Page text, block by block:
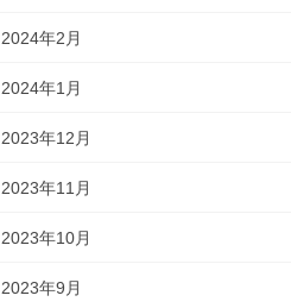
2024年2月
2024年1月
2023年12月
2023年11月
2023年10月
2023年9月